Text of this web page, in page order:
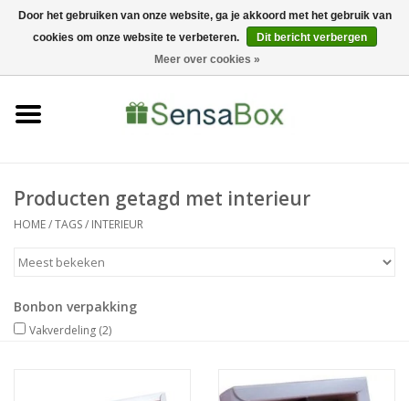
06-22022900 0 Artikelen - €0,00
Bewerkingen
Producten getagd met interieur
HOME/TAGS/ INTERIEUR
Bonbon verpakking
Vakverdeling (2)
Door het gebruiken van onze website, ga je akkoord met het gebruik van
cookies om onze website te verbeteren.
Dit bericht verbergen
Meer over cookies »